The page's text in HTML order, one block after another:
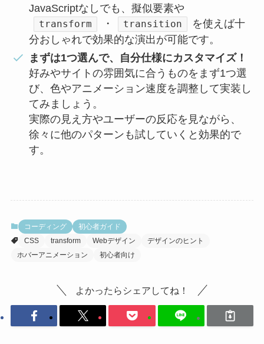
JavaScriptなしでも、擬似要素や
transform ・ transition
を使えば十
分おしゃれで効果的な演出が可能です。
まずは1つ選んで、自分仕様にカスタマイズ！
好みやサイトの雰囲気に合うものをまず1つ選
び、色やアニメーション速度を調整して実装し
てみましょう。
実際の見え方やユーザーの反応を見ながら、
徐々に他のパターンも試していくと効果的で
す。
コーディング
初心者ガイド
CSS
transform Webデザイン
デザインのヒント
ホバーアニメーション
初心者向け
よかったらシェアしてね！